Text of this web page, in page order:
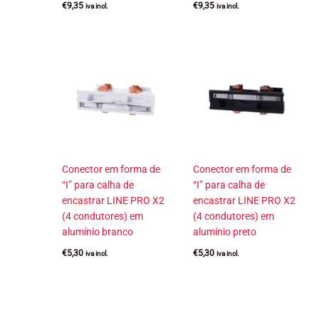
€9,35 iva incl. €9,35 iva incl.
Conector em forma de
“I” para calha de
encastrar LINE PRO X2
(4 condutores) em
alumínio branco
€5,30 iva incl.
Conector em forma de
“I” para calha de
encastrar LINE PRO X2
(4 condutores) em
alumínio preto
€5,30 iva incl.